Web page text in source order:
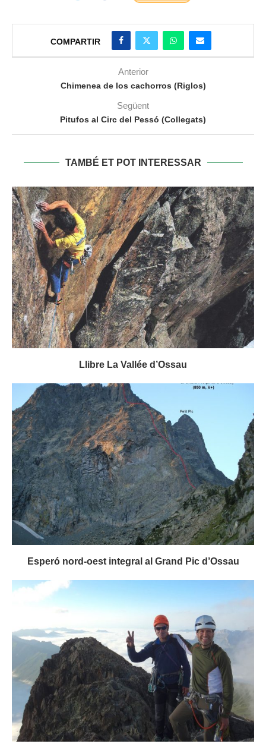
COMPARTIR
Anterior
Chimenea de los cachorros (Riglos)
Següent
Pitufos al Circ del Pessó (Collegats)
TAMBÉ ET POT INTERESSAR
Llibre La Vallée d’Ossau
Esperó nord-oest integral al Grand Pic d’Ossau